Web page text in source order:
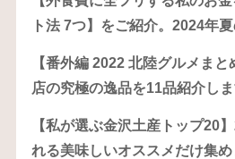
ト法 7つ】をご紹介。2024年
【番外編 2022 北陸グルメま
店の究極の逸品を11品紹介しま
【私が選ぶ金沢土産トップ20
れる美味しいオススメだけ集め